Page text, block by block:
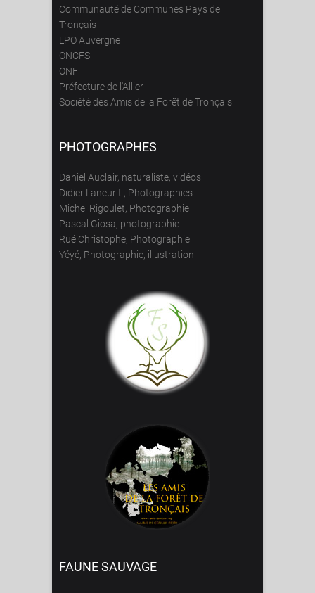
Communauté de Communes Pays de
Tronçais
LPO Auvergne
ONCFS
ONF
Préfecture de l'Allier
Société des Amis de la Forêt de Tronçais
PHOTOGRAPHES
Daniel Auclair, naturaliste, vidéos
Didier Laneurit , Photographies
Michel Rigoulet, Photographie
Pascal Giosa, photographie
Rué Christophe, Photographie
Yéyé, Photographie, illustration
FAUNE SAUVAGE